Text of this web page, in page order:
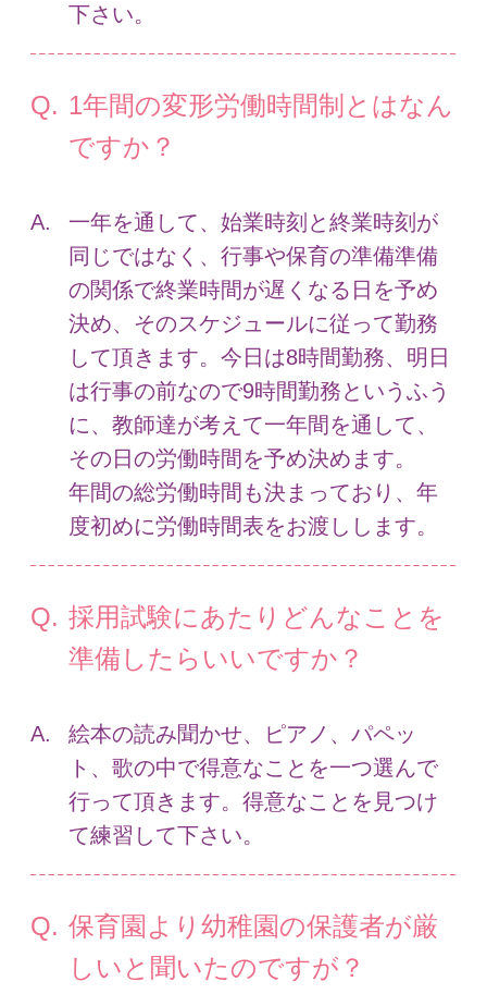
下さい。
1年間の変形労働時間制とはなん
ですか？
一年を通して、始業時刻と終業時刻が
同じではなく、行事や保育の準備準備
の関係で終業時間が遅くなる日を予め
決め、そのスケジュールに従って勤務
して頂きます。今日は8時間勤務、明日
は行事の前なので9時間勤務というふう
に、教師達が考えて一年間を通して、
その日の労働時間を予め決めます。
年間の総労働時間も決まっており、年
度初めに労働時間表をお渡しします。
採用試験にあたりどんなことを
準備したらいいですか？
絵本の読み聞かせ、ピアノ、パペッ
ト、歌の中で得意なことを一つ選んで
行って頂きます。得意なことを見つけ
て練習して下さい。
保育園より幼稚園の保護者が厳
しいと聞いたのですが？